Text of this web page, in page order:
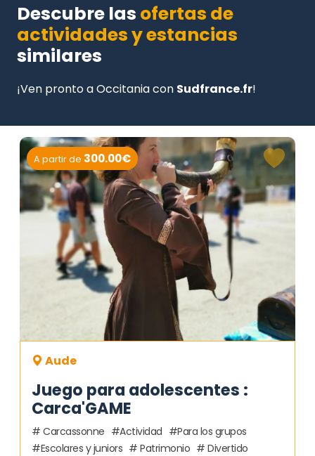
Descubre las ofertas de
actividades y estancias
similares
¡Ven pronto a Occitania con Sudfrance.fr!
Juego para adolescentes :
Carca'GAME
Aude
A partir de 300.00€
Carcassonne Actividad
Para los grupos
Escolares y juniors
Patrimonio
Divertido